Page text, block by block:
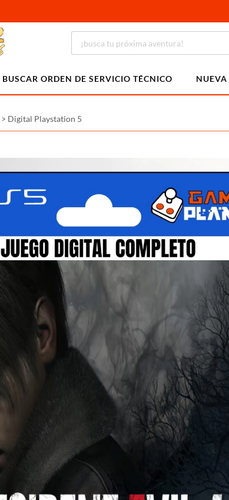
BUSCAR ORDEN DE SERVICIO TÉCNICO NUEVA
> Digital Playstation 5